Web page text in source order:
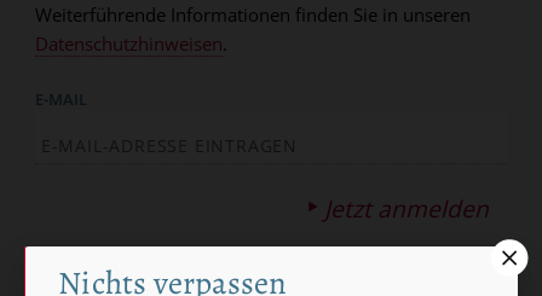
Weiterführende Informationen finden Sie in unseren
Datenschutzhinweisen.
E-MAIL
Jetzt anmelden
Nichts verpassen